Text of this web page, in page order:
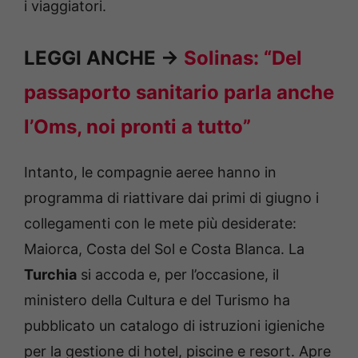
i viaggiatori.
LEGGI ANCHE -> Solinas: “Del
passaporto sanitario parla anche
l’Oms, noi pronti a tutto”
Intanto, le compagnie aeree hanno in
programma di riattivare dai primi di giugno i
collegamenti con le mete più desiderate:
Maiorca, Costa del Sol e Costa Blanca. La
Turchia si accoda e, per l’occasione, il
ministero della Cultura e del Turismo ha
pubblicato un catalogo di istruzioni igieniche
per la gestione di hotel, piscine e resort. Apre